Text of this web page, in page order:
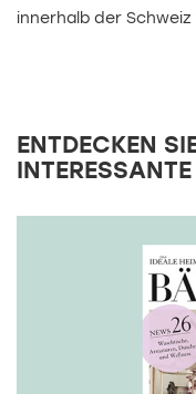
innerhalb der
ENTDECKEN